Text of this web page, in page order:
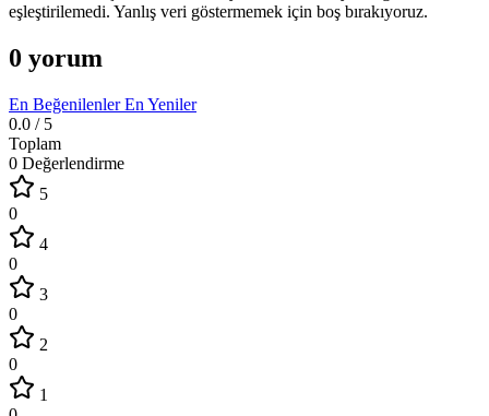
eşleştirilemedi. Yanlış veri göstermemek için boş bırakıyoruz.
0 yorum
En BeğenilenlerEn Yeniler
0.0 / 5
Toplam
0 Değerlendirme
5
0
4
0
3
0
2
0
1